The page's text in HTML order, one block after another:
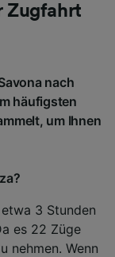
Zugfahrt
nach
häufigsten
um Ihnen
3 Stunden
es 22 Züge
nehmen. Wenn